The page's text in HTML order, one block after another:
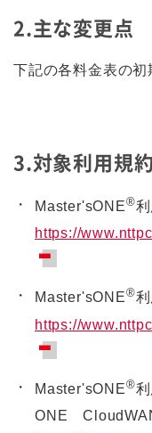
2.主な変更点
下記の各料金表の
3.対象利用規約
Master'sONE®
https://
Master'sONE®
https://
Master'sONE®
ONE